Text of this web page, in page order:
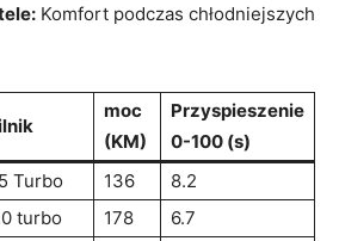
Komfort podczas chłodniejszych
moc
(KM)
Przyspieszenie
0-100 (s)
Turbo 136
8.2
turbo 178
6.7